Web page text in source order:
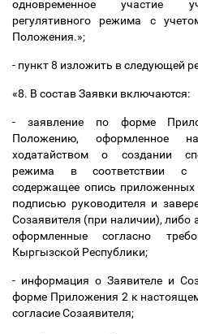
одновременное участие
регулятивного режима с
Положения.»;
- пункт 8 изложить в следующей
«8. В состав Заявки включаются:
- заявление по форме
Положению, оформленное
ходатайством о создании
режима в соответствии с
содержащее опись
подписью руководителя и
Созаявителя (при наличии), либо
оформленные согласно
Кыргызской Республики;
- информация о Заявителе и
форме Приложения 2 к
согласие Созаявителя;